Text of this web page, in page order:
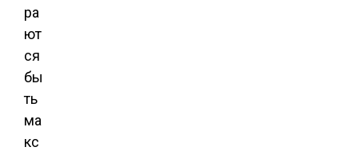
ра
ют
ся
бы
ть
ма
кс